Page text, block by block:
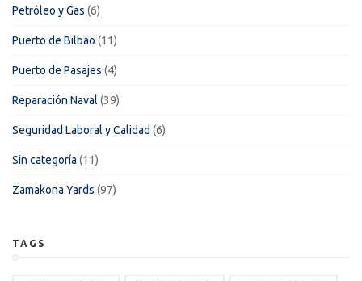
Petróleo y Gas (6)
Puerto de Bilbao (11)
Puerto de Pasajes (4)
Reparación Naval (39)
Seguridad Laboral y Calidad (6)
Sin categoría (11)
Zamakona Yards (97)
TAGS